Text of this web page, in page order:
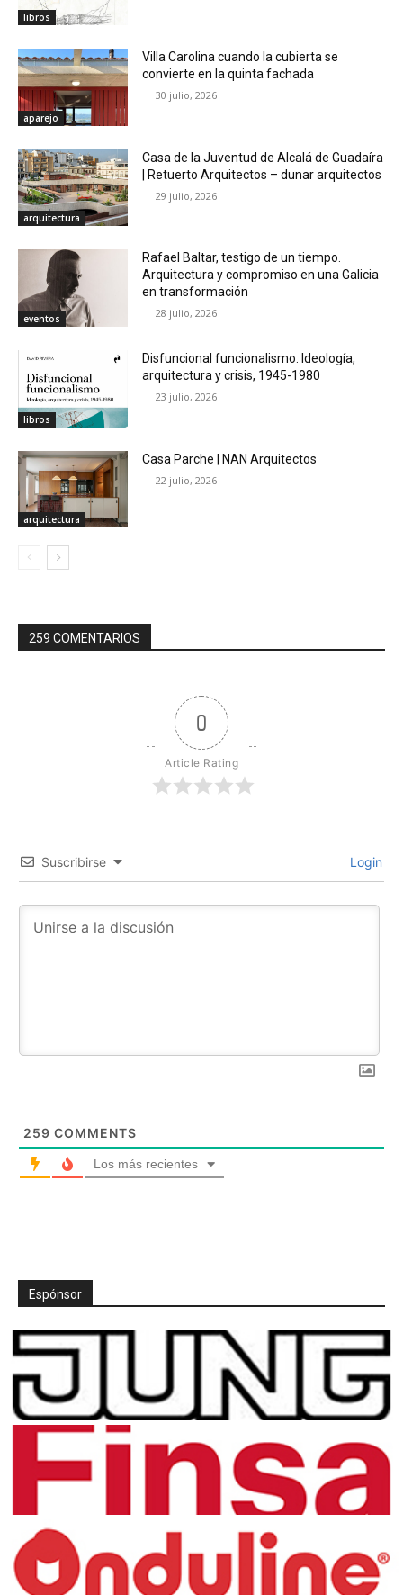
libros
aparejo
Villa Carolina cuando la cubierta se
convierte en la quinta fachada
30 julio, 2026
arquitectura
Casa de la Juventud de Alcalá de Guadaíra
| Retuerto Arquitectos – dunar arquitectos
29 julio, 2026
eventos
Rafael Baltar, testigo de un tiempo.
Arquitectura y compromiso en una Galicia
en transformación
28 julio, 2026
libros
Disfuncional funcionalismo. Ideología,
arquitectura y crisis, 1945-1980
23 julio, 2026
arquitectura
Casa Parche | NAN Arquitectos
22 julio, 2026
259 COMENTARIOS
0
Article Rating
Suscribirse Login
259 COMMENTS
Los más recientes
Espónsor